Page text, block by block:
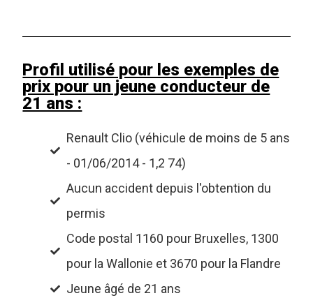
Profil utilisé pour les exemples de
prix pour un jeune conducteur de
21 ans :
Renault Clio (véhicule de moins de 5 ans
- 01/06/2014 - 1,2 74)
Aucun accident depuis l'obtention du
permis
Code postal 1160 pour Bruxelles, 1300
pour la Wallonie et 3670 pour la Flandre
Jeune âgé de 21 ans